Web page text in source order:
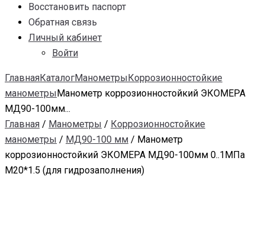
Восстановить паспорт
Обратная связь
Личный кабинет
Войти
ГлавнаяКаталогМанометрыКоррозионностойкие
манометрыМанометр коррозионностойкий ЭКОМЕРА
МД90-100мм...
Главная / Манометры / Коррозионностойкие
манометры / МД90-100 мм / Манометр
коррозионностойкий ЭКОМЕРА МД90-100мм 0..1МПа
M20*1.5 (для гидрозаполнения)